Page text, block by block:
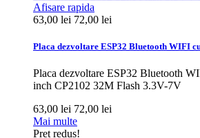
Afisare rapida
63,00 lei 72,00 lei
Placa dezvoltare ESP32 Bluetooth WIFI
Placa dezvoltare ESP32 Bluetooth
inch CP2102 32M Flash 3.3V-7V
63,00 lei 72,00 lei
Mai multe
Preț redus!